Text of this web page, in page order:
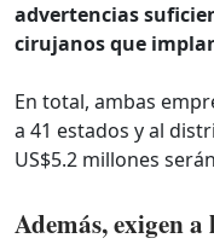
advertencias
cirujanos que
En total, ambas
a 41 estados y al
US$5.2 millones
Además, exigen